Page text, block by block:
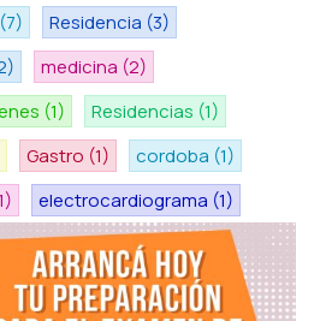
(7) Residencia (3)
medicina (2)
(1) Residencias (1)
Gastro (1) cordoba (1)
electrocardiograma (1)